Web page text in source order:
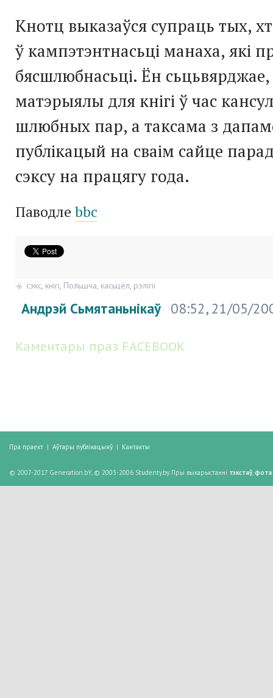
Кнотц выказаўся супраць тых,
ў кампэтэнтнасьці манаха, які
бясшлюбнасьці. Ён
матэрыялы для кнігі ў час
шлюбных пар, а таксама з
публікацый на сваім сайце
сэксу на працягу года.
Паводле bbc
сэкс кнігі Польшча касьцёл рэлігіі
Андрэй Сьмятаньнікаў 08:52, 21/05/
Каментары праз FACEBOOK
Пра праект | Аўтары публікацыяў | Кантакты
© 2007-2017 Generation.bY, © 2003-2006 Studenty.by. Пры выкарыстанні тэкстаў, фота